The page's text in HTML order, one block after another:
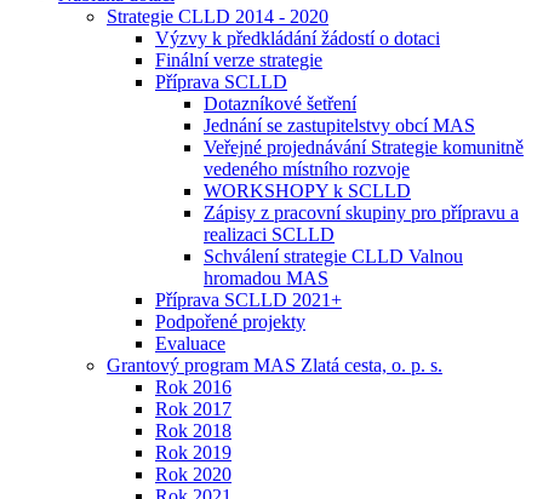
Strategie CLLD 2014 - 2020
Výzvy k předkládání žádostí o dotaci
Finální verze strategie
Příprava SCLLD
Dotazníkové šetření
Jednání se zastupitelstvy obcí MAS
Veřejné projednávání Strategie komunitně
vedeného místního rozvoje
WORKSHOPY k SCLLD
Zápisy z pracovní skupiny pro přípravu a
realizaci SCLLD
Schválení strategie CLLD Valnou
hromadou MAS
Příprava SCLLD 2021+
Podpořené projekty
Evaluace
Grantový program MAS Zlatá cesta, o. p. s.
Rok 2016
Rok 2017
Rok 2018
Rok 2019
Rok 2020